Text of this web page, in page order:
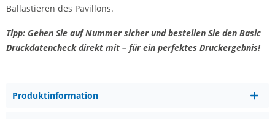
Ballastieren des Pavillons.
Tipp: Gehen Sie auf Nummer sicher und bestellen Sie den Basic
Druckdatencheck direkt mit – für ein perfektes Druckergebnis!
Produktinformation